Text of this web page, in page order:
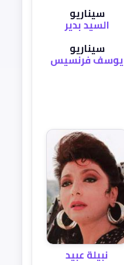
سيناريو
السيد بدير
سيناريو
يوسف فرنسيس
نبيلة عبيد